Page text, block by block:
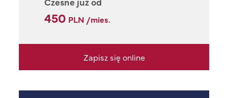
450 PLN /mies.
Zapisz się online